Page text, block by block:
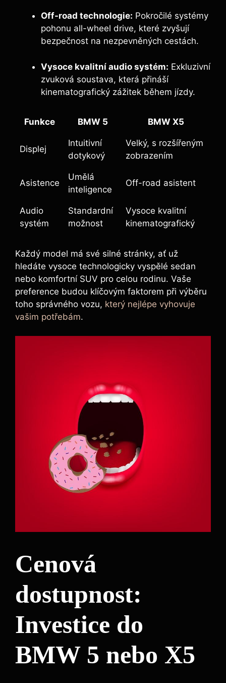
Off-road technologie: Pokročilé systémy
pohonu all-wheel drive, které zvyšují
bezpečnost na nezpevněných cestách.
Vysoce kvalitní audio systém: Exkluzivní
zvuková soustava, která přináší
kinematografický zážitek během jízdy.
Funkce BMW 5 BMW X5
Displej
Intuitivní
dotykový
Velký, s rozšířeným
zobrazením
Asistence
Umělá
inteligence
Off-road asistent
Audio
systém
Standardní
možnost
Vysoce kvalitní
kinematografický
Každý model má své silné stránky, ať už
hledáte vysoce technologicky vyspělé sedan
nebo komfortní SUV pro celou rodinu. Vaše
preference budou klíčovým faktorem při výběru
toho správného vozu, který nejlépe vyhovuje
vašim potřebám.
Cenová
dostupnost:
Investice do
BMW 5 nebo X5